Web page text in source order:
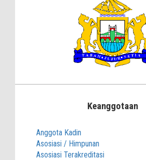
Keanggotaan
Anggota Kadin
Asosiasi / Himpunan
Asosiasi Terakreditasi